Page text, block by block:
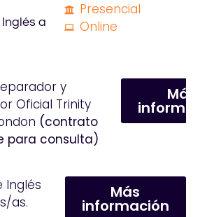
a
Presencial
Online
y
Oficial Trinity
(contrato
para consulta)
Más
Inglés
as.
Más
información